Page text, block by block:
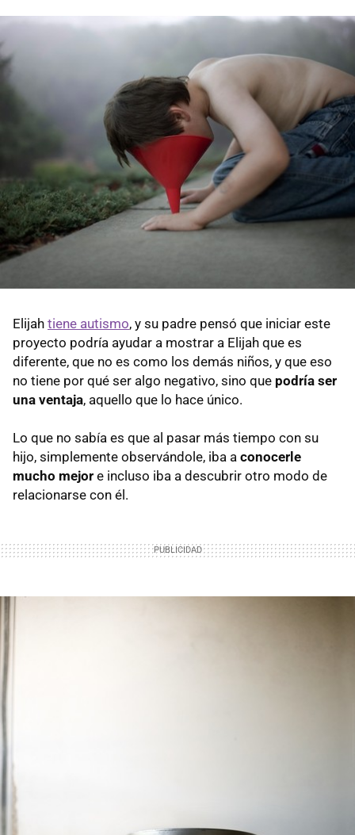
Elijah tiene autismo, y su padre pensó que iniciar este
proyecto podría ayudar a mostrar a Elijah que es
diferente, que no es como los demás niños, y que eso
no tiene por qué ser algo negativo, sino que podría ser
una ventaja, aquello que lo hace único.
Lo que no sabía es que al pasar más tiempo con su
hijo, simplemente observándole, iba a conocerle
mucho mejor e incluso iba a descubrir otro modo de
relacionarse con él.